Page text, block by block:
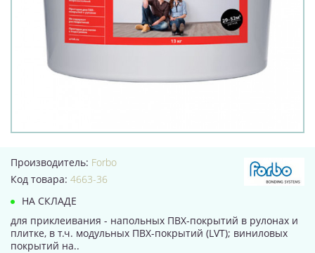
Производитель: Forbo
Код товара: 4663-36
НА СКЛАДЕ
для приклеивания - напольных ПВХ-покрытий в рулонах и
плитке, в т.ч. модульных ПВХ-покрытий (LVT); виниловых
покрытий на..